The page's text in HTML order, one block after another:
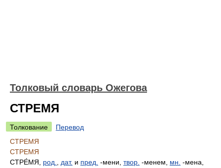
Толковый словарь Ожегова
СТРЕМЯ
Толкование
Перевод
СТРЕМЯ
СТРЕМЯ
СТРЕ́МЯ
род. дат. и пред. -мени, твор. -менем, мн. -мена,